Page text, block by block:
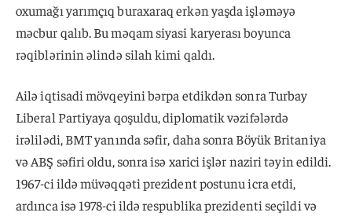
oxumağı yarımçıq buraxaraq erkən yaşda işləməyə
məcbur qalıb. Bu məqam siyasi karyerası boyunca
rəqiblərinin əlində silah kimi qaldı.
Ailə iqtisadi mövqeyini bərpa etdikdən sonra Turbay
Liberal Partiyaya qoşuldu, diplomatik vəzifələrdə
irəlilədi, BMT yanında səfir, daha sonra Böyük Britaniya
və ABŞ səfiri oldu, sonra isə xarici işlər naziri təyin edildi.
1967-ci ildə müvəqqəti prezident postunu icra etdi,
ardınca isə 1978-ci ildə respublika prezidenti seçildi və